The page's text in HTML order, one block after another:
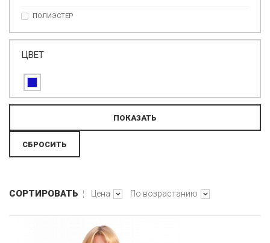
ПОЛИЭСТЕР
ЦВЕТ
СОРТИРОВАТЬ Цена По возрастанию